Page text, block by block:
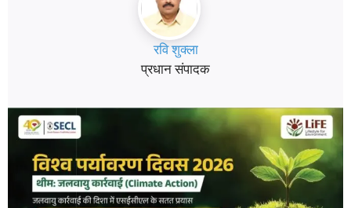
रवि शुक्ला
प्रधान संपादक